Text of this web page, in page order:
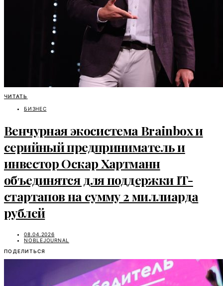
ЧИТАТЬ
БИЗНЕС
Венчурная экосистема Brainbox и
серийный предприниматель и
инвестор Оскар Хартманн
объединятся для поддержки IT-
стартапов на сумму 2 миллиарда
рублей
08.04.2026
NOBLEJOURNAL